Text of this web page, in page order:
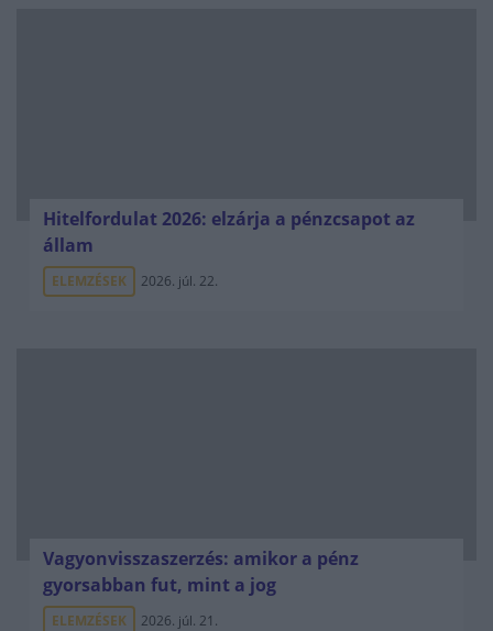
Hitelfordulat 2026: elzárja a pénzcsapot az
állam
ELEMZÉSEK 2026. júl. 22.
Vagyonvisszaszerzés: amikor a pénz
gyorsabban fut, mint a jog
ELEMZÉSEK 2026. júl. 21.